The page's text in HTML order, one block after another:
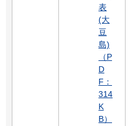
表
(大
豆
島)
（P
D
F：
314
K
B）